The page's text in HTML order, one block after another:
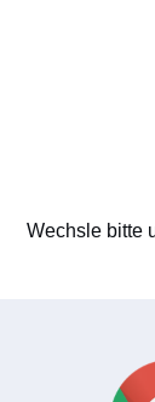
Wechsle bitte